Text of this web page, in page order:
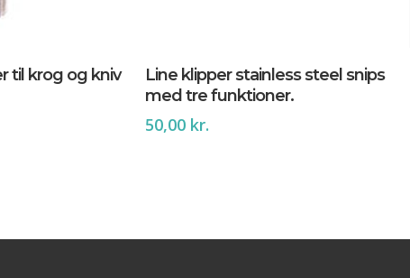
Til Kurv
til krog og kniv Tilføj Til Kurv
Line klipper stainless steel snips
med tre funktioner.
50,00 kr.